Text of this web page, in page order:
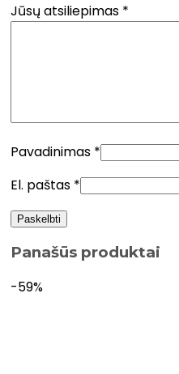
Jūsų atsiliepimas *
Pavadinimas *
El. paštas *
Panašūs produktai
-59%